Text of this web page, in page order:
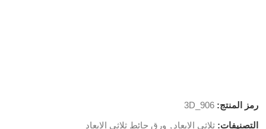
رمز المنتج:3D_906
التصنيفات: ثلاثى الابعاد , ورق حائط ثلاثى الابعاد